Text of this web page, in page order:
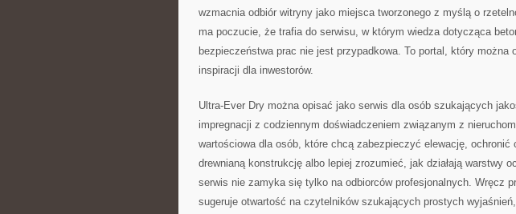
wzmacnia odbiór witryny jako miejsca tworzonego z myślą o
ma poczucie, że trafia do serwisu, w którym wiedza dotycząca
bezpieczeństwa prac nie jest przypadkowa. To portal, który można
inspiracji dla inwestorów.
Ultra-Ever Dry można opisać jako serwis dla osób szukających
impregnacji z codziennym doświadczeniem związanym z
wartościowa dla osób, które chcą zabezpieczyć elewację, ochronić
drewnianą konstrukcję albo lepiej zrozumieć, jak działają warstwy
serwis nie zamyka się tylko na odbiorców profesjonalnych. Wręcz
sugeruje otwartość na czytelników szukających prostych